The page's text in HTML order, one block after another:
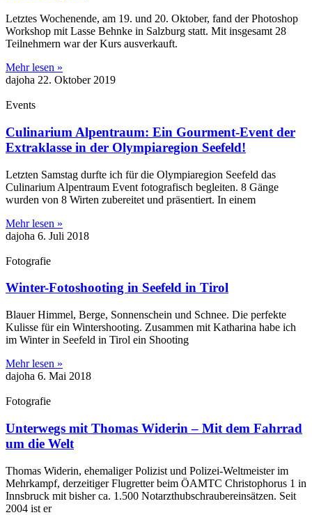
Letztes Wochenende, am 19. und 20. Oktober, fand der Photoshop
Workshop mit Lasse Behnke in Salzburg statt. Mit insgesamt 28
Teilnehmern war der Kurs ausverkauft.
Mehr lesen »
dajoha 22. Oktober 2019
Events
Culinarium Alpentraum: Ein Gourment-Event der
Extraklasse in der Olympiaregion Seefeld!
Letzten Samstag durfte ich für die Olympiaregion Seefeld das
Culinarium Alpentraum Event fotografisch begleiten. 8 Gänge
wurden von 8 Wirten zubereitet und präsentiert. In einem
Mehr lesen »
dajoha 6. Juli 2018
Fotografie
Winter-Fotoshooting in Seefeld in Tirol
Blauer Himmel, Berge, Sonnenschein und Schnee. Die perfekte
Kulisse für ein Wintershooting. Zusammen mit Katharina habe ich
im Winter in Seefeld in Tirol ein Shooting
Mehr lesen »
dajoha 6. Mai 2018
Fotografie
Unterwegs mit Thomas Widerin – Mit dem Fahrrad
um die Welt
Thomas Widerin, ehemaliger Polizist und Polizei-Weltmeister im
Mehrkampf, derzeitiger Flugretter beim ÖAMTC Christophorus 1 in
Innsbruck mit bisher ca. 1.500 Notarzthubschraubereinsätzen. Seit
2004 ist er